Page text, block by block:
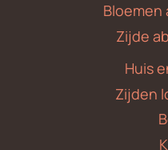
Zijde
Huis
Zijden